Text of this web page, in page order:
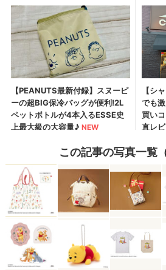
この記事の写真一覧